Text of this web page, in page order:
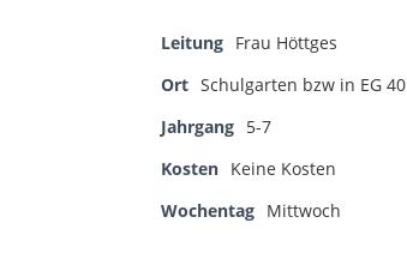
Leitung Frau Höttges
Ort Schulgarten bzw in EG 40
Jahrgang 5-7
Kosten Keine Kosten
Wochentag Mittwoch